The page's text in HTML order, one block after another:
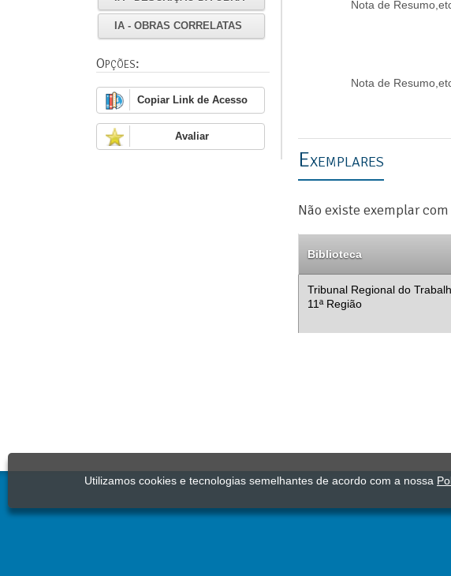
Utilizamos cookies e tecnologias semelhantes de acordo com a nossa
IA - OBRAS CORRELATAS
Opções:
Copiar Link de Acesso
Avaliar
Nota de
Nota de
Exemplares
Não existe exemplar
Biblioteca
Tribunal Regional do
11ª Região